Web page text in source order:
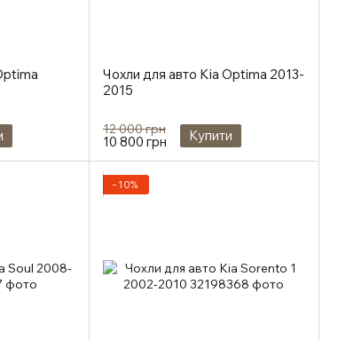
Чохли для авто Kia Optima 2013-
2015
12 000 грн
10 800 грн Купити
−10%